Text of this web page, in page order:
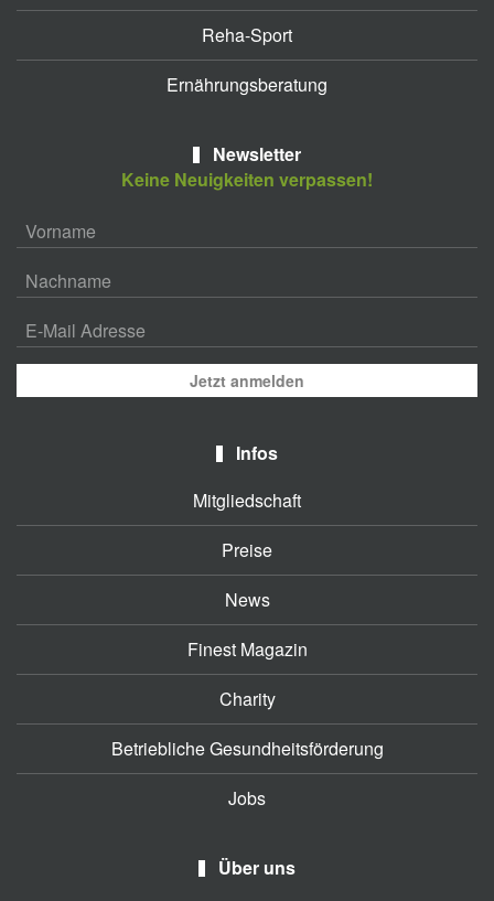
Reha-Sport
Ernährungsberatung
Newsletter
Keine Neuigkeiten verpassen!
Jetzt anmelden
Infos
Mitgliedschaft
Preise
News
Finest Magazin
Charity
Betriebliche Gesundheitsförderung
Jobs
Über uns